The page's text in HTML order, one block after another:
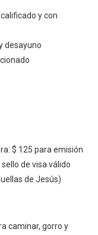
y con
desayuno
$ 125 para emisión
de visa válido
de Jesús)
caminar, gorro y